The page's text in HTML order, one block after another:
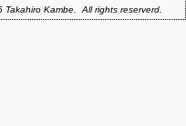
Takahiro Kambe. All rights reserverd.